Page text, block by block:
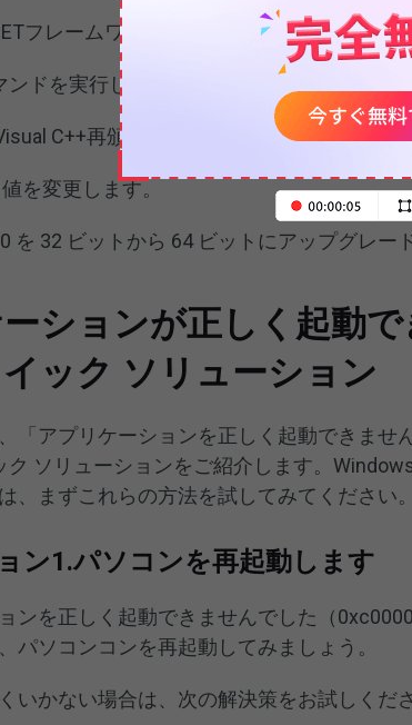
フレームワークを再インストールまたは修
ドを実行します。
C++再頒布可能パッケージを再インスト
を変更します。
を 32 ビットから 64 ビットにアップグレー
ションが正しく起動
ック ソリューション
「アプリケーションを正しく起動できませ
ク ソリューションをご紹介します。
、まずこれらの方法を試してみてください。
ン1.パソコンを再起動します
ョンを正しく起動できませんでした（
パソコンコンを再起動してみましょう。
いかない場合は、次の解決策をお試しくださ